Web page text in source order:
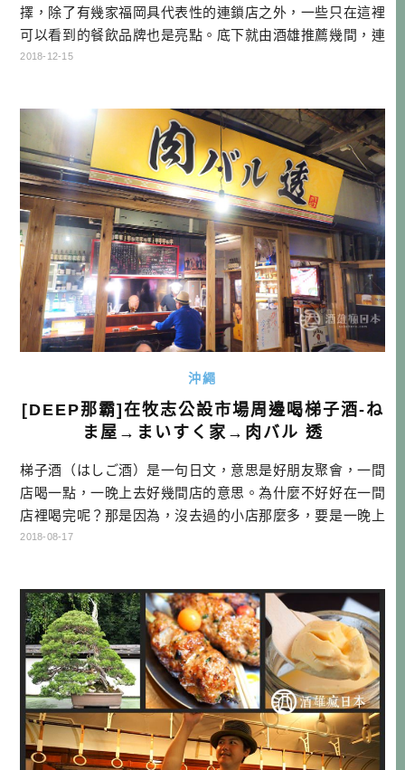
擇，除了有幾家福岡具代表性的連鎖店之外，一些只在這裡
可以看到的餐飲品牌也是亮點。底下就由酒雄推薦幾間，連
在地人都很愛去的餐廳吧！ 如果你這次的旅行比較拮据，想
參考看看。這裡提供超商便當以外的選擇哦！ MING資訊 名
稱: MING(マイン […]…
2018-12-15
沖繩
[DEEP那霸]在牧志公設市場周邊喝梯子酒-ね
ま屋→まいすく家→肉バル 透
梯子酒（はしご酒）是一句日文，意思是好朋友聚會，一間
店喝一點，一晚上去好幾間店的意思。為什麼不好好在一間
店裡喝完呢？那是因為，沒去過的小店那麼多，要是一晚上
只去一間，那要去多久才能去完呢？另一方面，不同地方喝
「梯子酒」！ 在沖繩喝梯子酒，一直都是我跟在地朋友交流
的方式。畢竟沖繩新店開幕的速度也是 […]…
2018-08-17